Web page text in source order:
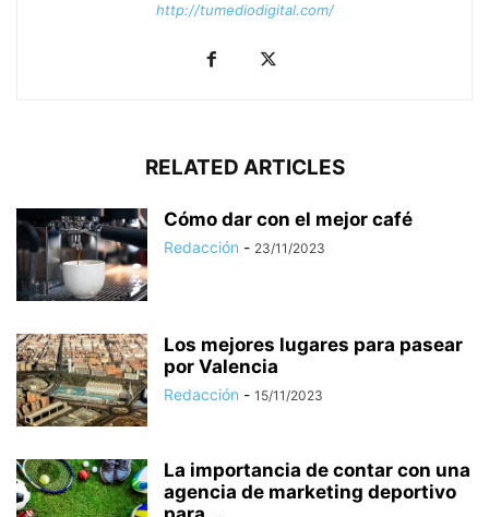
http://tumediodigital.com/
RELATED ARTICLES
Cómo dar con el mejor café
Redacción - 23/11/2023
Los mejores lugares para pasear
por Valencia
Redacción - 15/11/2023
La importancia de contar con una
agencia de marketing deportivo